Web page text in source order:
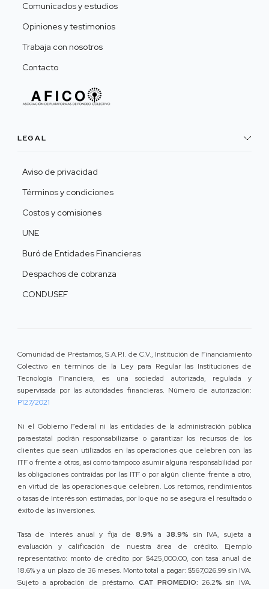
Comunicados y estudios
Opiniones y testimonios
Trabaja con nosotros
Contacto
LEGAL
Aviso de privacidad
Términos y condiciones
Costos y comisiones
UNE
Buró de Entidades Financieras
Despachos de cobranza
CONDUSEF
Comunidad de Préstamos, S.A.P.I. de C.V., Institución de Financiamiento
Colectivo en términos de la Ley para Regular las Instituciones de
Tecnología Financiera, es una sociedad autorizada, regulada y
supervisada por las autoridades financieras. Número de autorización:
P127/2021
Ni el Gobierno Federal ni las entidades de la administración pública
paraestatal podrán responsabilizarse o garantizar los recursos de los
clientes que sean utilizados en las operaciones que celebren con las
ITF o frente a otros, así como tampoco asumir alguna responsabilidad por
las obligaciones contraídas por las ITF o por algún cliente frente a otro,
en virtud de las operaciones que celebren. Los retornos, rendimientos
o tasas de interés son estimadas, por lo que no se asegura el resultado o
éxito de las inversiones.
Tasa de interés anual y fija de 8.9% a 38.9% sin IVA, sujeta a
evaluación y calificación de nuestra área de crédito. Ejemplo
representativo: monto de crédito por $425,000.00, con tasa anual de
18.6% y a un plazo de 36 meses. Monto total a pagar: $567,026.99 sin IVA.
Sujeto a aprobación de préstamo. CAT PROMEDIO: 26.2% sin IVA.